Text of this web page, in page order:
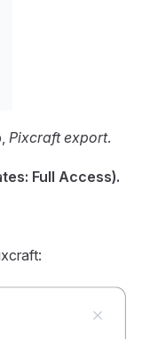
Pixcraft export.
Full Access).